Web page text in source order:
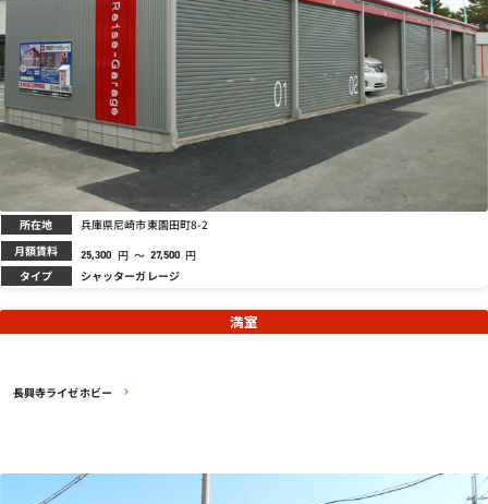
所在地 兵庫県尼崎市東園田町8-2
月額賃料 25,300 円 ～ 27,500 円
タイプ シャッターガレージ
長興寺ライゼホビー
満室